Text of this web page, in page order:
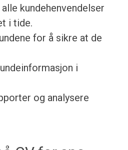
kundehenvendelser
i tide.
for å sikre at de
i
og analysere